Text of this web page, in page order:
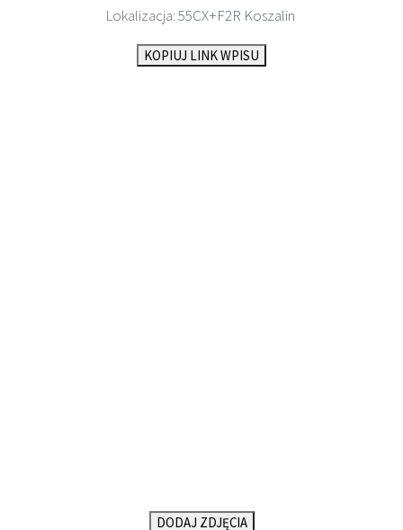
Lokalizacja:55CX+F2R Koszalin
KOPIUJ LINK WPISU
DODAJ ZDJĘCIA